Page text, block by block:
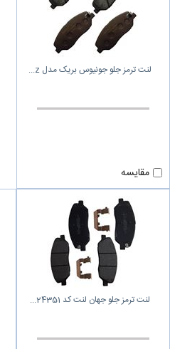
لنت ترمز جلو جونیوس بریک مدل z
مقایسه
لنت ترمز جلو جهان لنت کد 24351